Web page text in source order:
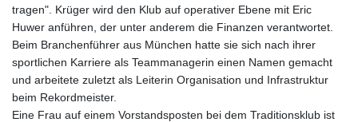
tragen". Krüger wird den Klub auf operativer Ebene mit Eric
Huwer anführen, der unter anderem die Finanzen verantwortet.
Beim Branchenführer aus München hatte sie sich nach ihrer
sportlichen Karriere als Teammanagerin einen Namen gemacht
und arbeitete zuletzt als Leiterin Organisation und Infrastruktur
beim Rekordmeister.
Eine Frau auf einem Vorstandsposten bei dem Traditionsklub ist